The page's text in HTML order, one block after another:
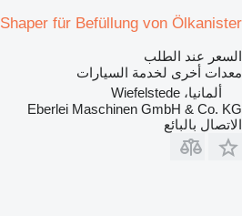
Shaper für Befüllung von Ölkanister
السعر عند الطلب
معدات أخرى لخدمة السيارات
ألمانيا، Wiefelstede
Eberlei Maschinen GmbH & Co. KG
الاتصال بالبائع